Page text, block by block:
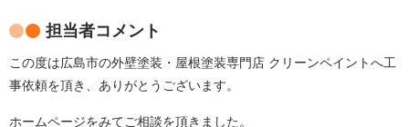
担当者コメント
この度は広島市の外壁塗装・屋根塗装専門店 クリーンペイントへ工
事依頼を頂き、ありがとうございます。
ホームページをみてご相談を頂きました。